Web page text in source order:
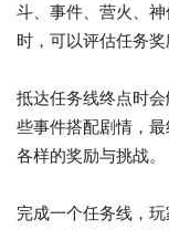
斗、事件、营火、
时，可以评估任务奖
抵达任务线终点时
些事件搭配剧情，
各样的奖励与挑战。
完成一个任务线，